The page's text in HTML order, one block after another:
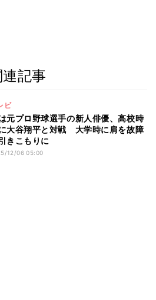
記事
ビ
元プロ野球選手の新人俳優、高校時
大谷翔平と対戦 大学時に肩を故障
きこもりに
12/06 05:00